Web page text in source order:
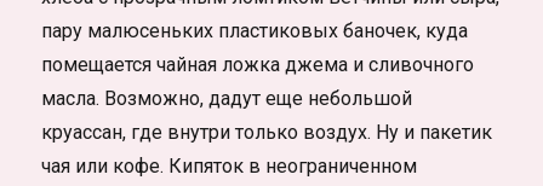
пару малюсеньких пластиковых баночек, куда
помещается чайная ложка джема и сливочного
масла. Возможно, дадут еще небольшой
круассан, где внутри только воздух. Ну и пакетик
чая или кофе. Кипяток в неограниченном